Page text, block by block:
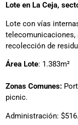
Lote en La Ceja,
Lote con vías
telecomunicaciones,
recolección de
Área Lote: 1.383m²
Zonas Comunes:
picnic.
Administración: